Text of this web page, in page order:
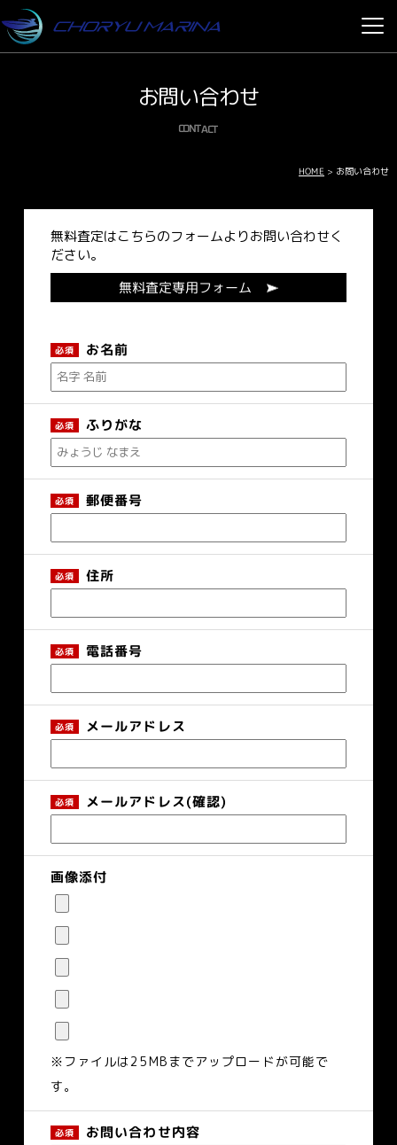
お問い合わせ
CONTACT
HOME > お問い合わせ
無料査定はこちらのフォームよりお問い合わせく
ださい。
無料査定専用フォーム
お名前
ふりがな
郵便番号
住所
電話番号
メールアドレス
メールアドレス(確認)
画像添付
※ファイルは25MBまでアップロードが可能で
す。
お問い合わせ内容